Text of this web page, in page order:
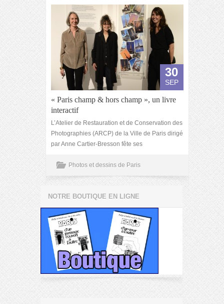
30
SEP
« Paris champ & hors champ », un livre
interactif
L’Atelier de Restauration et de Conservation des
Photographies (ARCP) de la Ville de Paris dirigé
par Anne Cartier-Bresson fête ses
Photos et dessins de Paris
NOTRE BOUTIQUE EN LIGNE